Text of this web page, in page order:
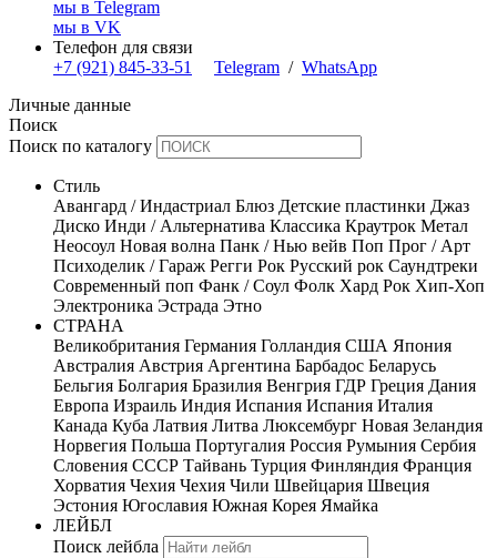
мы в Telegram
мы в VK
Телефон для связи
+7 (921) 845-33-51
Telegram / WhatsApp
Личные данные
Поиск
Поиск по каталогу
Стиль
Авангард / Индастриал Блюз Детские пластинки Джаз
Диско Инди / Альтернатива Классика Краутрок Метал
Неосоул Новая волна Панк / Нью вейв Поп Прог / Арт
Психоделик / Гараж Регги Рок Русский рок Саундтреки
Современный поп Фанк / Соул Фолк Хард Рок Хип-Хоп
Электроника Эстрада Этно
СТРАНА
Великобритания Германия Голландия США Япония
Австралия Австрия Аргентина Барбадос Беларусь
Бельгия Болгария Бразилия Венгрия ГДР Греция Дания
Европа Израиль Индия Испания Испания Италия
Канада Куба Латвия Литва Люксембург Новая Зеландия
Норвегия Польша Португалия Россия Румыния Сербия
Словения СССР Тайвань Турция Финляндия Франция
Хорватия Чехия Чехия Чили Швейцария Швеция
Эстония Югославия Южная Корея Ямайка
ЛЕЙБЛ
Поиск лейбла